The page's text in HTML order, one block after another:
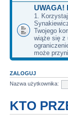
UWAGA!
1.
Twojego
wiąże się z
może
ZALOGUJ
Nazwa użytkownika:
KTO